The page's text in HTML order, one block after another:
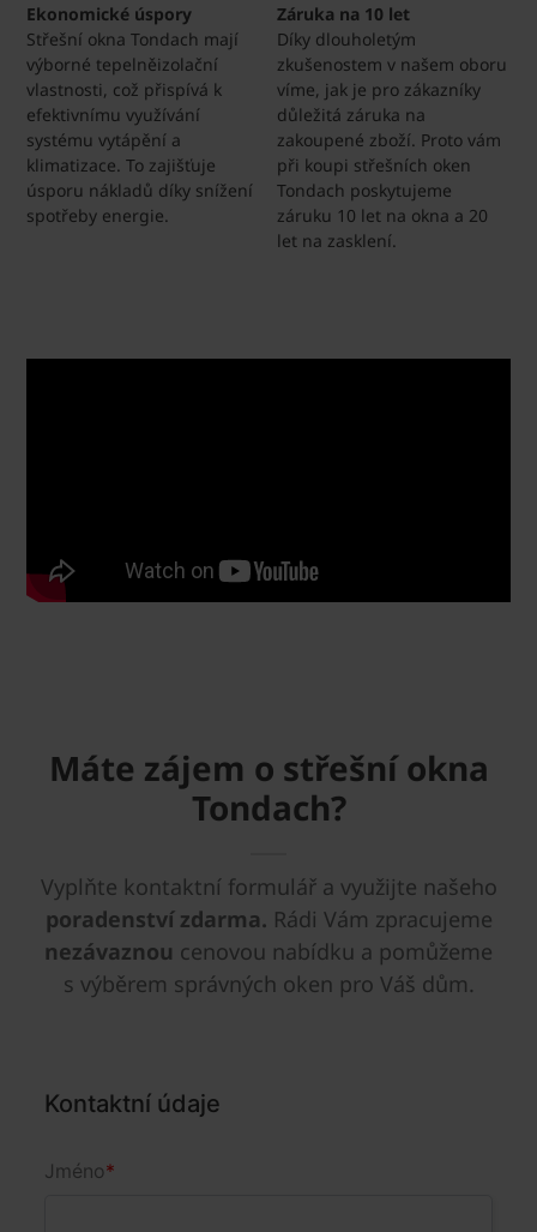
Ekonomické úspory
Střešní okna Tondach mají
výborné tepelněizolační
vlastnosti, což přispívá k
efektivnímu využívání
systému vytápění a
klimatizace. To zajišťuje
úsporu nákladů díky snížení
spotřeby energie.
Záruka na 10 let
Díky dlouholetým
zkušenostem v našem oboru
víme, jak je pro zákazníky
důležitá záruka na
zakoupené zboží. Proto vám
při koupi střešních oken
Tondach poskytujeme
záruku 10 let na okna a 20
let na zasklení.
Máte zájem o střešní okna
Tondach?
Vyplňte kontaktní formulář a využijte našeho
poradenství zdarma. Rádi Vám zpracujeme
nezávaznou cenovou nabídku a pomůžeme
s výběrem správných oken pro Váš dům.